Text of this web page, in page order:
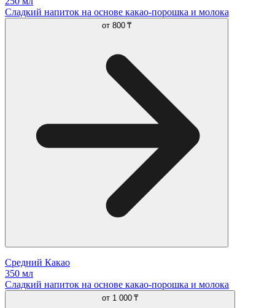
Сладкий напиток на основе какао-порошка и молока
от 800 ₸
Средний Какао
350 мл
Сладкий напиток на основе какао-порошка и молока
от 1 000 ₸